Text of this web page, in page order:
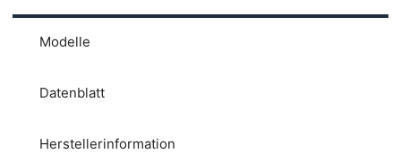
Modelle
Datenblatt
Herstellerinformation